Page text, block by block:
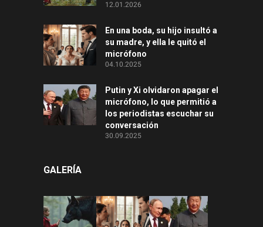
12.01.2026
En una boda, su hijo insultó a
su madre, y ella le quitó el
micrófono
04.10.2025
Putin y Xi olvidaron apagar el
micrófono, lo que permitió a
los periodistas escuchar su
conversación
30.09.2025
GALERÍA